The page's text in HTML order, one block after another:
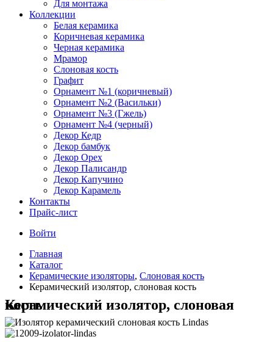
Для монтажа
Коллекции
Белая керамика
Коричневая керамика
Черная керамика
Мрамор
Слоновая кость
Графит
Орнамент №1 (коричневый)
Орнамент №2 (Васильки)
Орнамент №3 (Гжель)
Орнамент №4 (черный)
Декор Кедр
Декор бамбук
Декор Орех
Декор Палисандр
Декор Капучино
Декор Карамель
Контакты
Прайс-лист
Войти
Главная
Каталог
Керамические изоляторы, Слоновая кость
Керамический изолятор, слоновая кость
Керамический изолятор, слоновая кость